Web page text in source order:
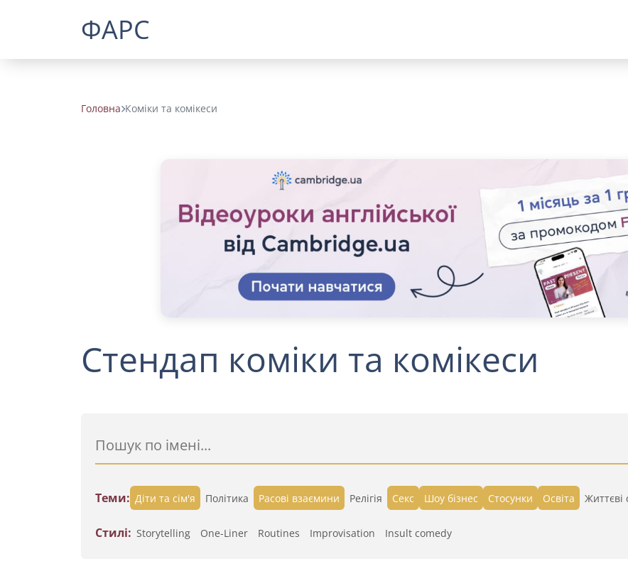
ФАРС
Головна Коміки та комікеси
Стендап коміки та комікеси
Теми: Діти та сім'я Політика Расові взаємини Релігія Секс Шоу бізнес Стосунки Освіта Життєві
Стилі: Storytelling One-Liner Routines Improvisation Insult comedy